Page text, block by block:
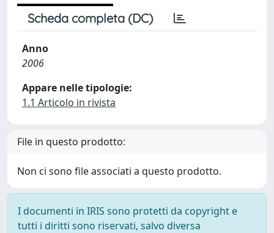
Scheda completa (DC)
Anno
2006
Appare nelle tipologie:
1.1 Articolo in rivista
File in questo prodotto:
Non ci sono file associati a questo prodotto.
I documenti in IRIS sono protetti da copyright e
tutti i diritti sono riservati, salvo diversa